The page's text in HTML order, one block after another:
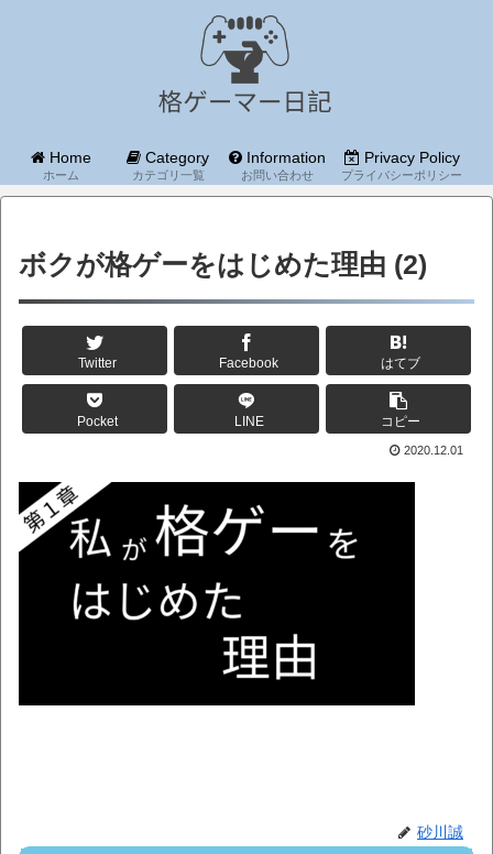
Home
ホーム
Category
カテゴリ一覧
Information
お問い合わせ
Privacy Policy
プライバシーポリシー
ボクが格ゲーをはじめた理由 (2)
Twitter Facebook はてブ
Pocket LINE コピー
2020.12.01
砂川誠